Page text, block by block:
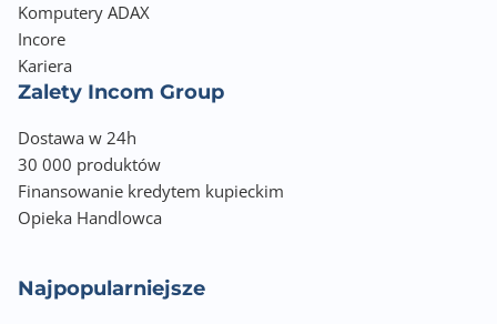
Komputery ADAX
Incore
Kariera
Zalety Incom Group
Dostawa w 24h
30 000 produktów
Finansowanie kredytem kupieckim
Opieka Handlowca
Najpopularniejsze